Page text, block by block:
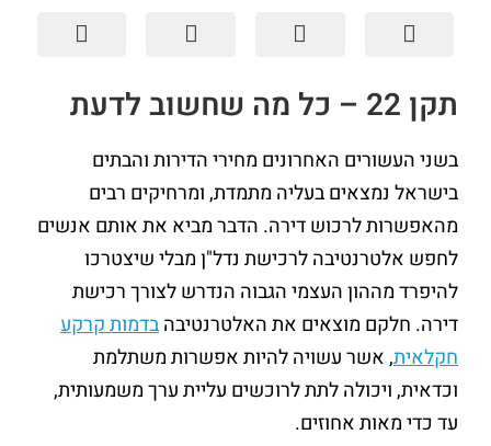
תקן 22 – כל מה שחשוב לדעת
בשני העשורים האחרונים מחירי הדירות והבתים
בישראל נמצאים בעליה מתמדת, ומרחיקים רבים
מהאפשרות לרכוש דירה. הדבר מביא את אותם אנשים
לחפש אלטרנטיבה לרכישת נדל"ן מבלי שיצטרכו
להיפרד מההון העצמי הגבוה הנדרש לצורך רכישת
דירה. חלקם מוצאים את האלטרנטיבהבדמות קרקע
חקלאית, אשר עשויה להיות אפשרות משתלמת
וכדאית, ויכולה לתת לרוכשים עליית ערך משמעותית,
עד כדי מאות אחוזים.